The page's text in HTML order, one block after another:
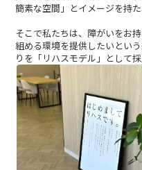
簡素な空間」とイメージを持
そこで私たちは、障がいをお
組める環境を提供したいとい
りを「リハスモデル」として採